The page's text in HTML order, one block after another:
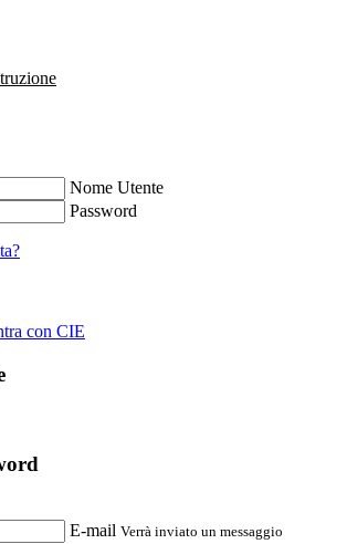
Nome Utente
Password
con CIE
E-mail Verrà inviato un messaggio